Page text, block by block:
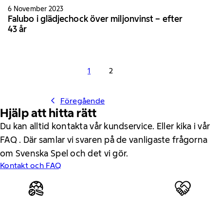
6 November 2023
Falubo i glädjechock över miljonvinst – efter
43 år
Föregående
1 2
Hjälp att hitta rätt
Du kan alltid kontakta vår kundservice. Eller kika i vår
FAQ . Där samlar vi svaren på de vanligaste frågorna
om Svenska Spel och det vi gör.
Kontakt och FAQ